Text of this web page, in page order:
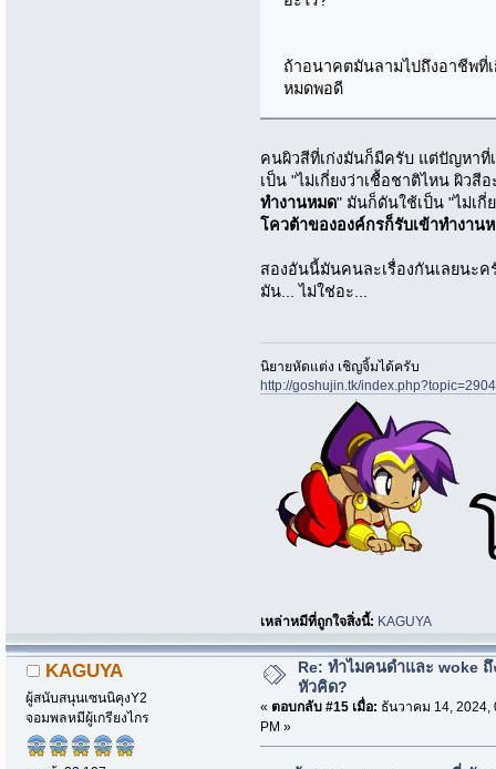
ถ้าอนาคตมันลามไปถึงอาชีพที่
หมดพอดี
คนผิวสีที่เก่งมันก็มีครับ แต่ปัญหาที่
เป็น "ไม่เกี่ยงว่าเชื้อชาติไหน ผิวสี
ทำงานหมด" มันก็ดันใช้เป็น "ไม่เ
โควต้าขององค์กรก็รับเข้าทำงาน
สองอันนี้มันคนละเรื่องกันเลยนะ
มัน... ไม่ใช่อะ...
นิยายหัดแต่ง เชิญจิ้มได้ครับ
http://goshujin.tk/
เหล่าหมีที่ถูกใจสิ่งนี้: KAGUYA
KAGUYA
ผู้สนับสนุนเซนนิคุงY2
จอมพลหมีผู้เกรียงไกร
Re: ทำไมคนดำและ woke ถึ
หัวคิด?
« ตอบกลับ #15 เมื่อ: ธันวาคม 14, 2024,
PM »